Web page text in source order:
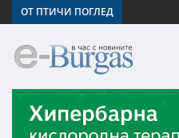
ОТ ПТИЧИ ПОГЛЕД